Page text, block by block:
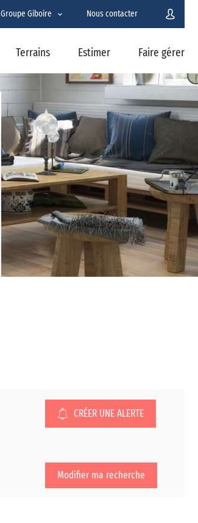
Terrains Estimer Faire gérer
Groupe Giboire Nous contacter
CRÉER UNE ALERTE
Modifier ma recherche